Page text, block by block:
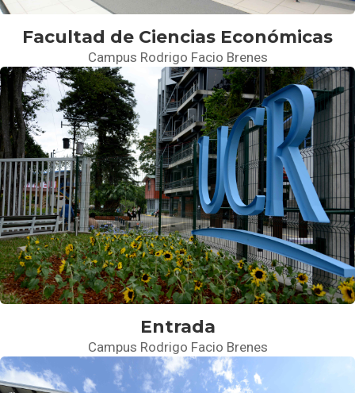
Facultad de Ciencias Económicas
Campus Rodrigo Facio Brenes
Entrada
Campus Rodrigo Facio Brenes